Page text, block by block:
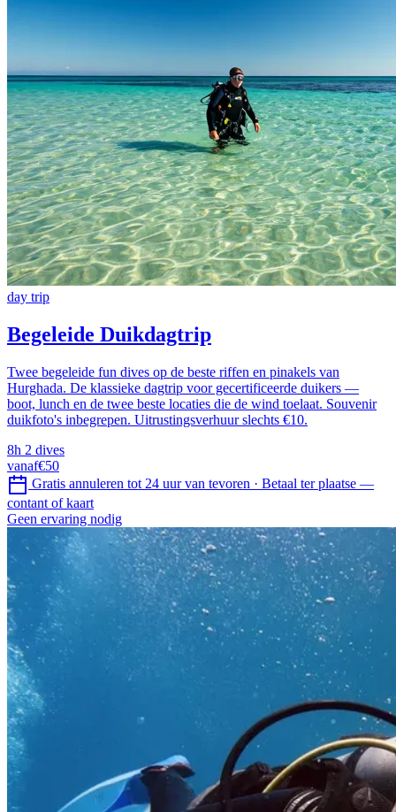
day trip
Begeleide Duikdagtrip
Twee begeleide fun dives op de beste riffen en pinakels van
Hurghada. De klassieke dagtrip voor gecertificeerde duikers —
boot, lunch en de twee beste locaties die de wind toelaat. Souvenir
duikfoto's inbegrepen. Uitrustingsverhuur slechts €10.
8h 2 dives
vanaf€50
Gratis annuleren tot 24 uur van tevoren · Betaal ter plaatse —
contant of kaart
Geen ervaring nodig